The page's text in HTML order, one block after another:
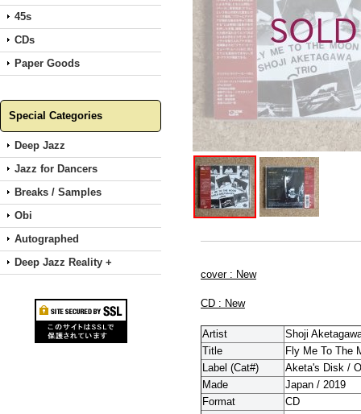
45s
CDs
Paper Goods
Special Categories
Deep Jazz
Jazz for Dancers
Breaks / Samples
Obi
Autographed
Deep Jazz Reality +
cover : New
CD : New
Artist
Shoji
Title
Fly Me To The
Label (Cat#)
Aketa's Disk /
Made
Japan / 2019
Format
CD